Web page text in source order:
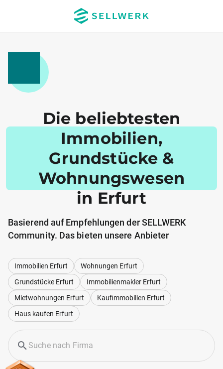
Die beliebtesten
Immobilien,
Grundstücke &
Wohnungswesen
in Erfurt
Basierend auf Empfehlungen der SELLWERK
Community. Das bieten unsere Anbieter
Immobilien Erfurt
Wohnungen Erfurt
Grundstücke Erfurt
Immobilienmakler Erfurt
Mietwohnungen Erfurt
Kaufimmobilien Erfurt
Haus kaufen Erfurt